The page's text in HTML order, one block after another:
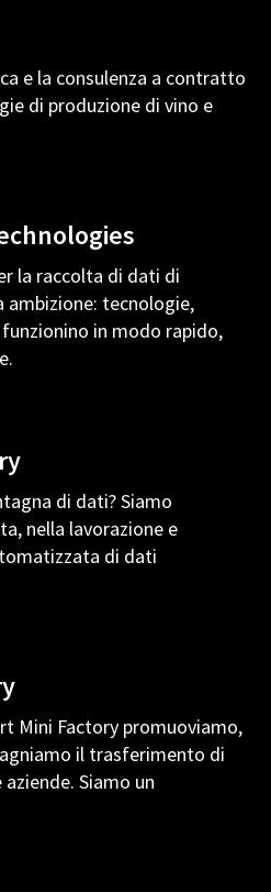
e la consulenza a contratto
di produzione di vino e
la raccolta di dati di
tecnologie,
in modo rapido,
di dati? Siamo
nella lavorazione e
di dati
Mini Factory promuoviamo,
il trasferimento di
Siamo un